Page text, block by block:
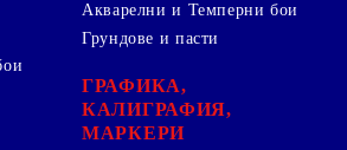
Акварелни и Темперни бои
Грундове и пасти
ГРАФИКА,
КАЛИГРАФИЯ,
МАРКЕРИ